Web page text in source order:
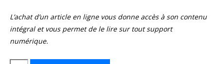
L’achat d’un article en ligne vous donne accès à son contenu
intégral et vous permet de le lire sur tout support
numérique.
quantité